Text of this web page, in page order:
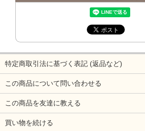
特定商取引法に基づく表記 (返品など)
この商品について問い合わせる
この商品を友達に教える
買い物を続ける